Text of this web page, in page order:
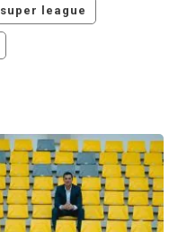
super league